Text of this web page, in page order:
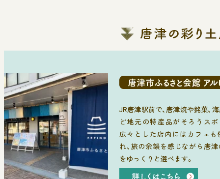
JR唐津駅前で、唐津焼や銘菓、
ど地元の特産品がそろうスポ
広々とした店内にはカフェも
れ、旅の余韻を感じながら唐
をゆっくりと選べます。